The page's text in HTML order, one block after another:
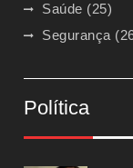
Saúde (25)
Segurança
Política